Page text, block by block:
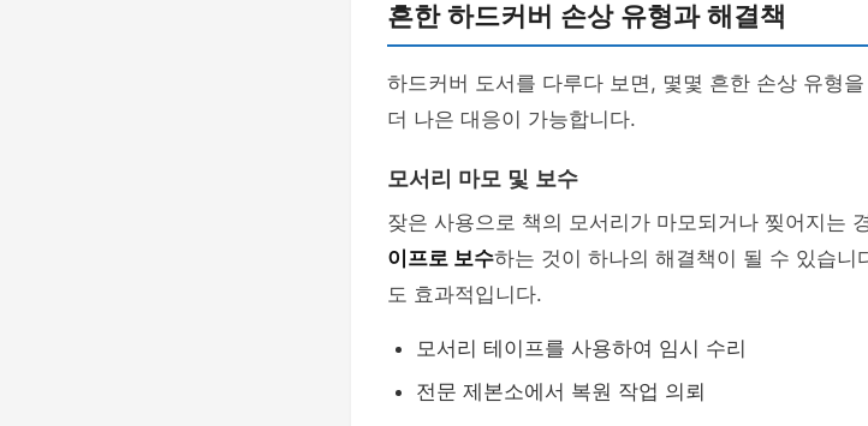
흔한 하드커버 손상 유형과 해결책
하드커버 도서를 다루다 보면, 몇몇 흔한 손상 유형
더 나은 대응이 가능합니다.
모서리 마모 및 보수
잦은 사용으로 책의 모서리가 마모되거나 찢어지는
이프로 보수하는 것이 하나의 해결책이 될 수 있습
도 효과적입니다.
모서리 테이프를 사용하여 임시 수리
전문 제본소에서 복원 작업 의뢰